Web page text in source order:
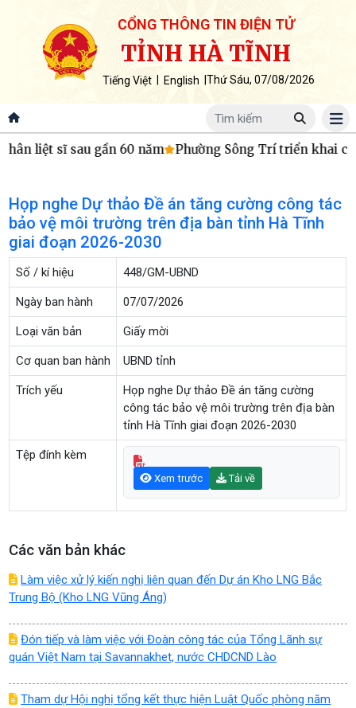
CỔNG THÔNG TIN ĐIỆN TỬ
TỈNH HÀ TĨNH
Tiếng Việt English Thứ Sáu, 07/08/2026
liệt sĩ sau gần 60 năm Phường Sông Trí triển khai
Họp nghe Dự thảo Đề án tăng cường công tác
bảo vệ môi trường trên địa bàn tỉnh Hà Tĩnh
giai đoạn 2026-2030
Số / kí hiệu 448/GM-UBND
Ngày ban hành 07/07/2026
Loại văn bản Giấy mời
Cơ quan ban hành UBND tỉnh
Trích yếu
Họp nghe Dự thảo Đề án tăng cường
công tác bảo vệ môi trường trên địa bàn
tỉnh Hà Tĩnh giai đoạn 2026-2030
Tệp đính kèm
Xem trước Tải về
Các văn bản khác
Làm việc xử lý kiến nghị liên quan đến Dự án Kho LNG Bắc
Trung Bộ (Kho LNG Vũng Áng)
Đón tiếp và làm việc với Đoàn công tác của Tổng Lãnh sự
quán Việt Nam tại Savannakhet, nước CHDCND Lào
Tham dự Hội nghị tổng kết thực hiện Luật Quốc phòng năm